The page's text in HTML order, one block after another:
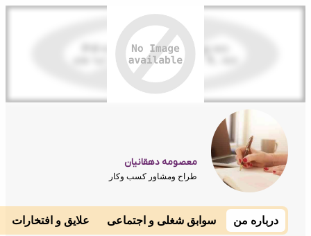
معصومه دهقانیان
طراح ومشاور کسب وکار
درباره من سوابق شغلی و اجتماعی علایق و افتخارات